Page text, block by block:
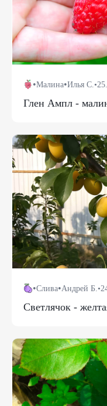
•Малина•Илья С. •
Глен Ампл -
•Слива•Андрей Б. •
Светлячок -